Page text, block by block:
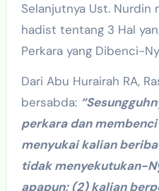
Selanjutnya Ust. Nurdin
hadist tentang 3 Hal
Perkara yang Dibenci-
Dari Abu Hurairah RA,
bersabda:
perkara dan
menyukai kalian
tidak menyekutukan-
apapun; (2) kalian